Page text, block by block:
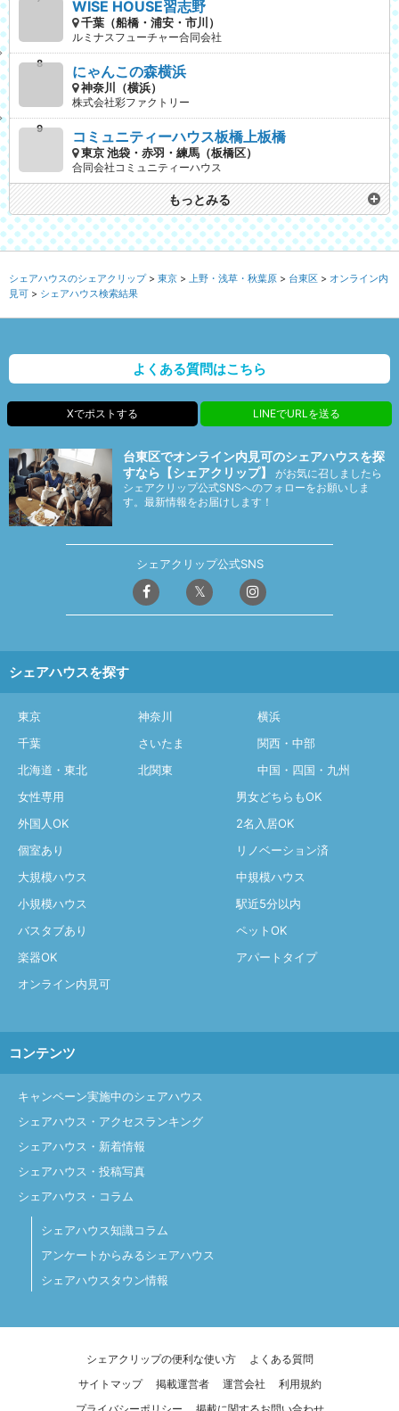
WISE HOUSE習志野
千葉（船橋・浦安・市川）
ルミナスフューチャー合同会社
にゃんこの森横浜
神奈川（横浜）
株式会社彩ファクトリー
コミュニティーハウス板橋上板橋
東京 池袋・赤羽・練馬（板橋区）
合同会社コミュニティーハウス
もっとみる
シェアハウスのシェアクリップ 東京 上野・浅草・秋葉原 台東区
オンライン内
見可
シェアハウス検索結果
よくある質問はこちら
Xでポストする LINEでURLを送る
台東区でオンライン内見可のシェアハウスを探
すなら【シェアクリップ】
がお気に召しましたら
シェアクリップ公式SNSへのフォローをお願いしま
す。最新情報をお届けします！
シェアクリップ公式SNS
シェアハウスを探す
東京 神奈川
横浜
千葉
さいたま
関西・中部
北海道・東北
北関東
中国・四国・九州
女性専用
男女どちらもOK
外国人OK
2名入居OK
個室あり
リノベーション済
大規模ハウス
中規模ハウス
小規模ハウス
駅近5分以内
バスタブあり
ペットOK
楽器OK
アパートタイプ
オンライン内見可
コンテンツ
キャンペーン実施中のシェアハウス
シェアハウス・アクセスランキング
シェアハウス・新着情報
シェアハウス・投稿写真
シェアハウス・コラム
シェアハウス知識コラム
アンケートからみるシェアハウス
シェアハウスタウン情報
シェアクリップの便利な使い方
よくある質問
サイトマップ
掲載運営者 運営会社
利用規約